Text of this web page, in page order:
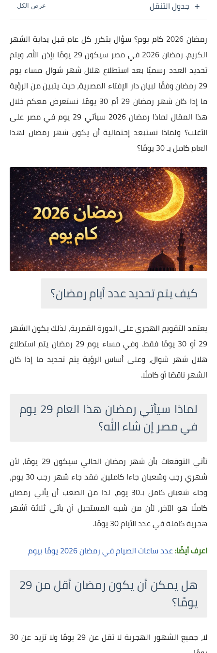
جدول التنقل
رمضان 2026 كام يوم؟ سؤال يتكرر كل عام قبل بداية الشهر
الكريم. رمضان 2026 في مصر سيكون 29 يومًا بإذن الله، ويتم
تحديد العدد رسميًا بعد استطلاع هلال شهر شوال مساء يوم
29 رمضان وفقًا لبيان دار الإفتاء المصرية، حيث يتبين من الرؤية
ما إذا كان شهر رمضان 29 أم 30 يومًا. نستعرض معكم خلال
هذا المقال لماذا رمضان 2026 سيأتي 29 يوم في مصر على
الأغلب؟ ولماذا نستبعد إحتمالية أن يكون شهر رمضان لهذا
العام كامل بـ 30 يومًا؟
كيف يتم تحديد عدد أيام رمضان؟
يعتمد التقويم الهجري على الدورة القمرية، لذلك يكون الشهر
29 أو 30 يومًا فقط. وفي مساء يوم 29 رمضان يتم استطلاع
هلال شهر شوال، وعلى أساس الرؤية يتم تحديد ما إذا كان
الشهر ناقصًا أو كاملًا.
لماذا سيأتي رمضان هذا العام 29 يوم
في مصر إن شاء الله؟
تأتي التوقعات بأن شهر رمضان الحالي سيكون 29 يومًا، لأن
شهري رجب وشعبان جاءا كاملين، فقد جاء شهر رجب 30 يوم،
وجاء شعبان كامل بـ30 يوم، لذا من الصعب أن يأتي رمضان
كاملًا هو الآخر، لأن من شبه المستحيل أن يأتي ثلاثة أشهر
هجرية كاملة في عدد الأيام 30 يومًا.
اعرف أيضًا:عدد ساعات الصيام في رمضان 2026 يومًا بيوم
هل يمكن أن يكون رمضان أقل من 29
يومًا؟
لا، جميع الشهور الهجرية لا تقل عن 29 يومًا ولا تزيد عن 30